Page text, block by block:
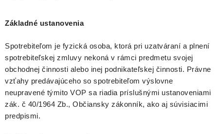
Základné ustanovenia
Spotrebiteľom je fyzická osoba, ktorá pri uzatváraní a plnení
spotrebiteľskej zmluvy nekoná v rámci predmetu svojej
obchodnej činnosti alebo inej podnikateľskej činnosti. Právne
vzťahy predávajúceho so spotrebiteľom výslovne
neupravené týmito VOP sa riadia príslušnými ustanoveniami
zák. č 40/1964 Zb., Občiansky zákonník, ako aj súvisiacimi
predpismi.